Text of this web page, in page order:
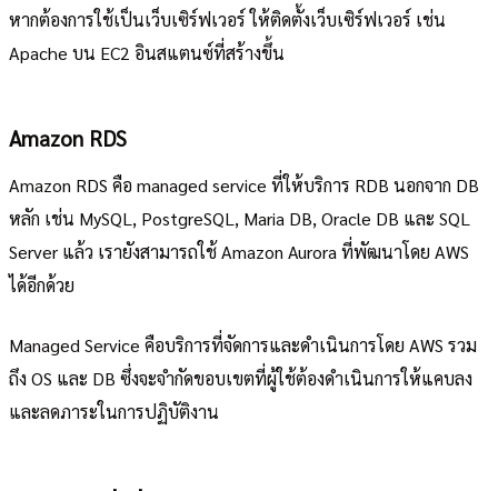
หากต้องการใช้เป็นเว็บเซิร์ฟเวอร์ ให้ติดตั้งเว็บเซิร์ฟเวอร์ เช่น
Apache บน EC2 อินสแตนซ์ที่สร้างขึ้น
Amazon RDS
Amazon RDS คือ managed service ที่ให้บริการ RDB นอกจาก DB
หลัก เช่น MySQL, PostgreSQL, Maria DB, Oracle DB และ SQL
Server แล้ว เรายังสามารถใช้ Amazon Aurora ที่พัฒนาโดย AWS
ได้อีกด้วย
Managed Service คือบริการที่จัดการและดำเนินการโดย AWS รวม
ถึง OS และ DB ซึ่งจะจำกัดขอบเขตที่ผู้ใช้ต้องดำเนินการให้แคบลง
และลดภาระในการปฏิบัติงาน